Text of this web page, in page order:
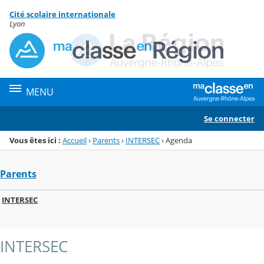
Menu de la rubrique
Contenu
Cité scolaire internationale
Lyon
MENU
Se connecter
Vous êtes ici : Accueil› Parents› INTERSEC›Agenda
Parents
INTERSEC
INTERSEC